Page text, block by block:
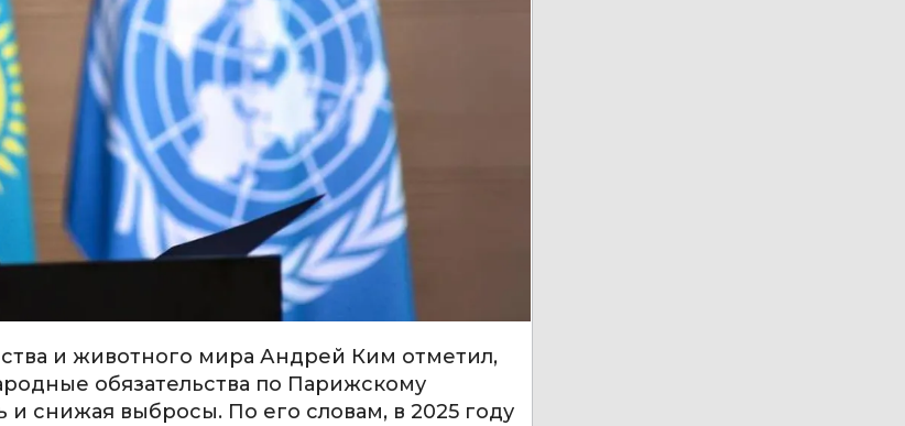
и животного мира Андрей Ким отметил,
обязательства по Парижскому
снижая выбросы. По его словам, в 2025 году